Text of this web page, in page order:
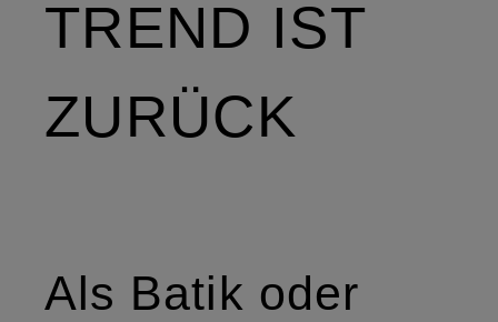
TREND IST
ZURÜCK
Als Batik oder